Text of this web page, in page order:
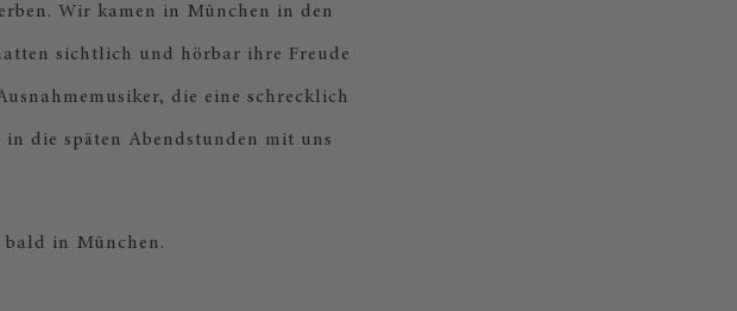
Wir kamen in München in den
sichtlich und hörbar ihre Freude
die eine schrecklich
die späten Abendstunden mit uns
in München.